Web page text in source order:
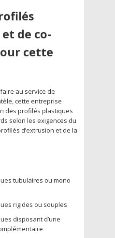
de co-
cette
au service de
cette entreprise
des profilés plastiques
selon les exigences du
d’extrusion et de la
tubulaires ou mono
rigides ou souples
disposant d’une